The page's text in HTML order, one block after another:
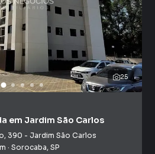
25
em Jardim São Carlos
, 390 - Jardim São Carlos
· Sorocaba, SP